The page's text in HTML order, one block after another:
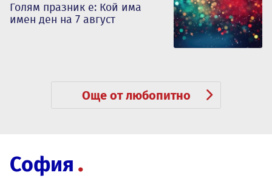
Голям празник е: Кой има
имен ден на 7 август
Още от любопитно
София